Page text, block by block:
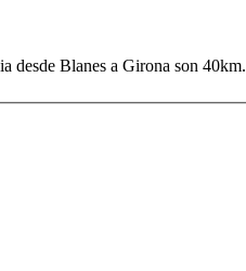
desde Blanes a Girona son 40km.